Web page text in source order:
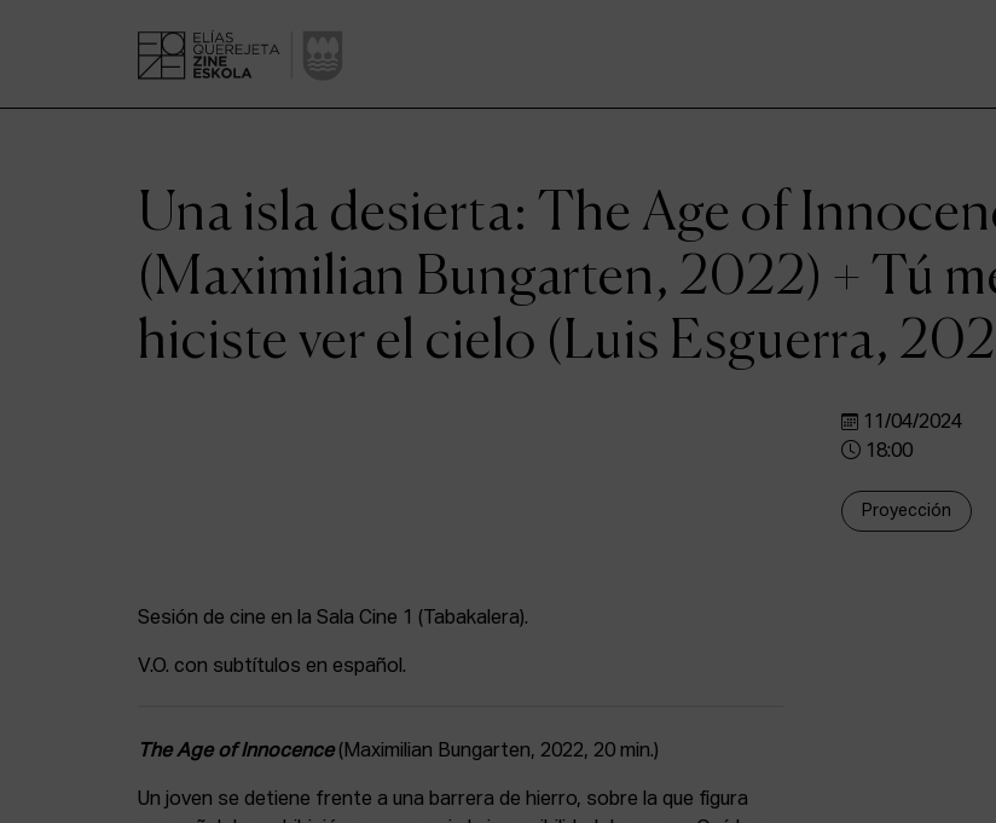
Una isla desierta: The Age of
(Maximilian Bungarten, 2022) + Tú
hiciste ver el cielo (Luis Esguerra,
11/04/2024
18:00
Proyección
Sesión de cine en la Sala Cine 1 (Tabakalera).
V.O. con subtítulos en español.
The Age of Innocence (Maximilian Bungarten, 2022, 20 min.)
Un joven se detiene frente a una barrera de hierro, sobre la que figura